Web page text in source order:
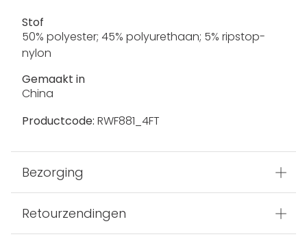
Stof
50% polyester; 45% polyurethaan; 5% ripstop-
nylon
Gemaakt in
China
Productcode: RWF881_4FT
Bezorging
Retourzendingen